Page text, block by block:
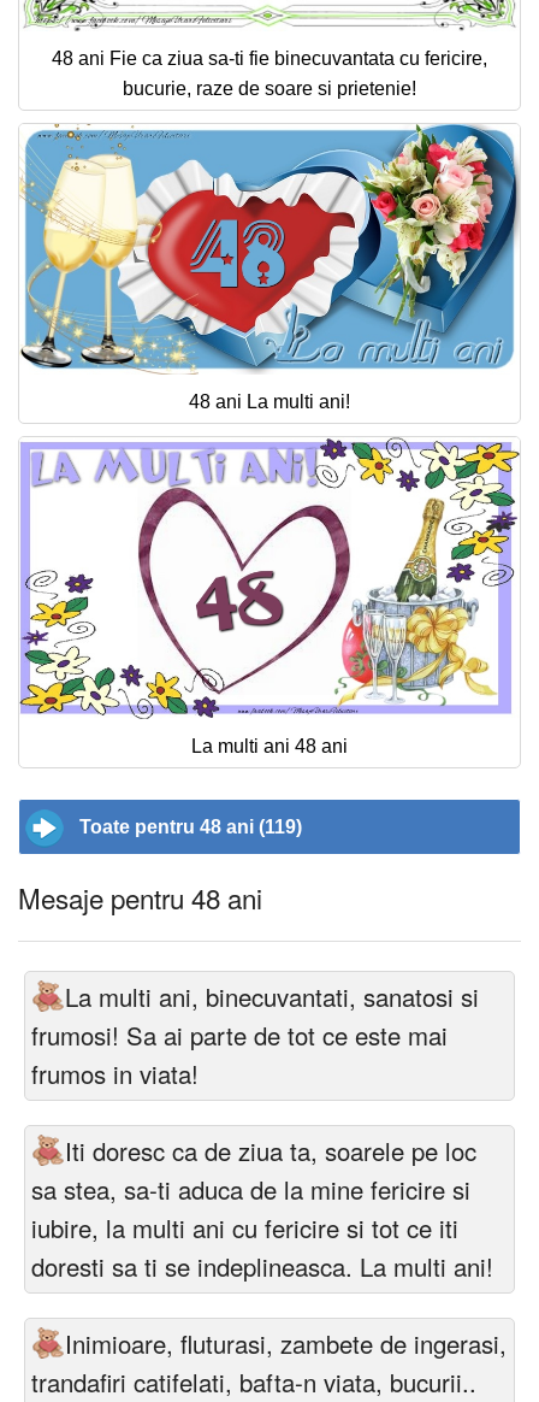
48 ani Fie ca ziua sa-ti fie binecuvantata cu fericire,
bucurie, raze de soare si prietenie!
48 ani La multi ani!
La multi ani 48 ani
Toate pentru 48 ani (119)
Mesaje pentru 48 ani
La multi ani, binecuvantati, sanatosi si
frumosi! Sa ai parte de tot ce este mai
frumos in viata!
Iti doresc ca de ziua ta, soarele pe loc
sa stea, sa-ti aduca de la mine fericire si
iubire, la multi ani cu fericire si tot ce iti
doresti sa ti se indeplineasca. La multi ani!
Inimioare, fluturasi, zambete de ingerasi,
trandafiri catifelati, bafta-n viata, bucurii..